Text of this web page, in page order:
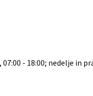
- 18:00; nedelje in